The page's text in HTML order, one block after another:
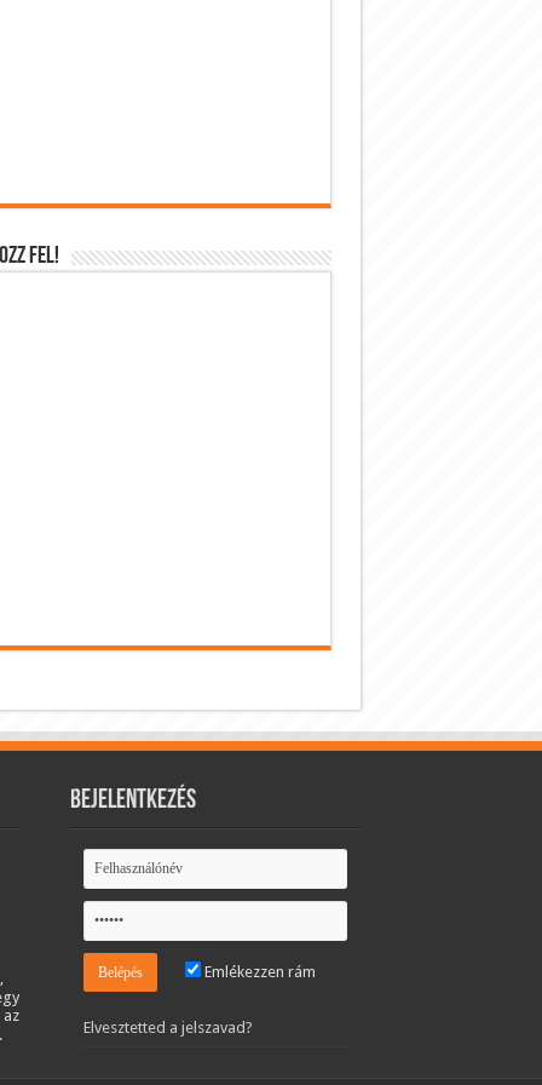
FEL!
Bejelentkezés
Emlékezzen rám
Elvesztetted a jelszavad?